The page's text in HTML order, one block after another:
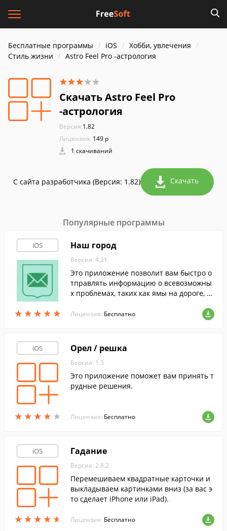
Бесплатные программы iOS
Хобби, увлечения
Стиль жизни
Astro Feel Pro -астрология
Скачать Astro Feel Pro
-астрология
Версия:1.82
Лицензия: 149 р
1 скачиваний
С сайта разработчика (Версия: 1.82) Скачать
Популярные программы
iOS
★ ★ ★ ★ ★
★ ★ ★ ★ ★
Наш город
Версия: 4.21
Это приложение позволит вам быстро о
тправлять информацию о всевозможны
х проблемах, таких как ямы на дороге, н
р, и в течение 8 дней получить официал
Лицензия: Бесплатно
iOS
★ ★ ★ ★ ★
★ ★ ★ ★ ★
Орел / решка
Версия: 1.3
Это приложение поможет вам принять т
рудные решения.
Лицензия: Бесплатно
iOS
★ ★ ★ ★ ★
★ ★ ★ ★ ★
Гадание
Версия: 2.8.2
Перемешиваем квадратные карточки и
выкладываем картинками вниз (за вас э
то сделает iPhone или iPad).
Лицензия: Бесплатно